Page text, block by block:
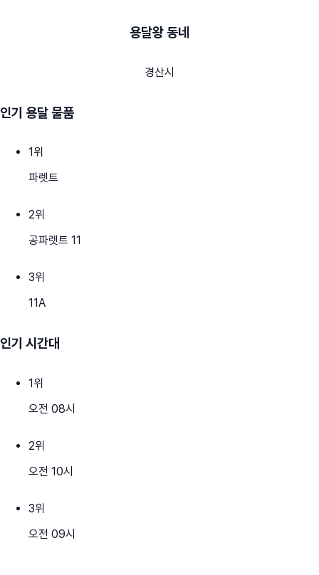
용달왕 동네
경산시
인기 용달 물품
1위
파렛트
2위
공파렛트 11
3위
11A
인기 시간대
1위
오전 08시
2위
오전 10시
3위
오전 09시